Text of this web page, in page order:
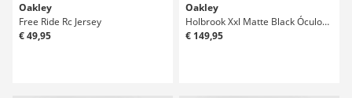
Oakley
Free Ride Rc Jersey
€ 49,95
Oakley
Holbrook Xxl Matte Black Óculos de Sol
€ 149,95